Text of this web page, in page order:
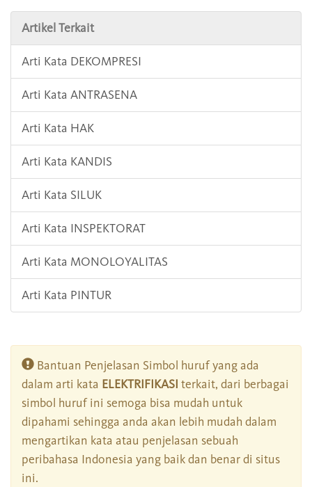
Artikel Terkait
Arti Kata DEKOMPRESI
Arti Kata ANTRASENA
Arti Kata HAK
Arti Kata KANDIS
Arti Kata SILUK
Arti Kata INSPEKTORAT
Arti Kata MONOLOYALITAS
Arti Kata PINTUR
Bantuan Penjelasan Simbol huruf yang ada
dalam arti kata ELEKTRIFIKASI terkait, dari berbagai
simbol huruf ini semoga bisa mudah untuk
dipahami sehingga anda akan lebih mudah dalam
mengartikan kata atau penjelasan sebuah
peribahasa Indonesia yang baik dan benar di situs
ini.